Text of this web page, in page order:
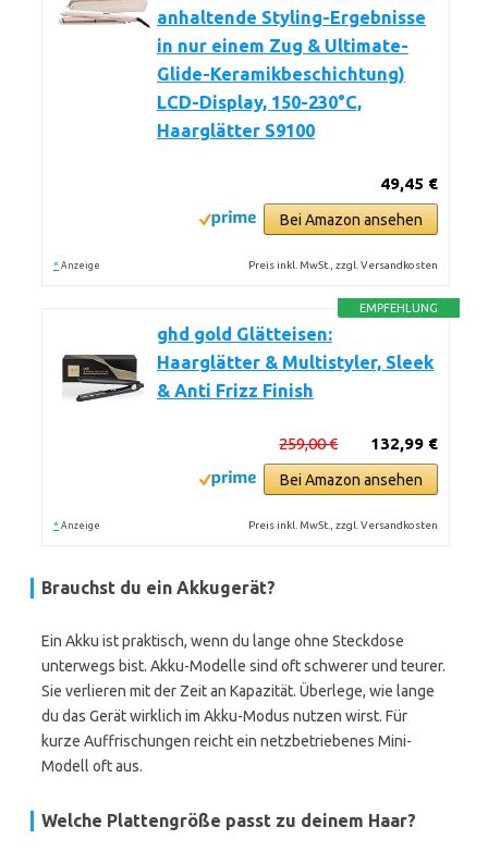
anhaltende Styling-Ergebnisse
in nur einem Zug & Ultimate-
Glide-Keramikbeschichtung)
LCD-Display, 150-230°C,
Haarglätter S9100
49,45 €
Bei Amazon ansehen
* Anzeige Preis inkl. MwSt., zzgl. Versandkosten
EMPFEHLUNG
ghd gold Glätteisen:
Haarglätter & Multistyler, Sleek
& Anti Frizz Finish
132,99 €
259,00 €
Bei Amazon ansehen
* Anzeige Preis inkl. MwSt., zzgl. Versandkosten
Brauchst du ein Akkugerät?
Ein Akku ist praktisch, wenn du lange ohne Steckdose
unterwegs bist. Akku-Modelle sind oft schwerer und teurer.
Sie verlieren mit der Zeit an Kapazität. Überlege, wie lange
du das Gerät wirklich im Akku-Modus nutzen wirst. Für
kurze Auffrischungen reicht ein netzbetriebenes Mini-
Modell oft aus.
Welche Plattengröße passt zu deinem Haar?